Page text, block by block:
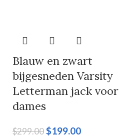
Blauw en zwart
bijgesneden Varsity
Letterman jack voor
dames
$299.00$199.00